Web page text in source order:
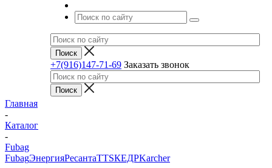
+7(916)147-71-69 Заказать звонок
Главная
-
Каталог
-
Fubag
FubagЭнергияРесантаTTSКЕДРKarcher